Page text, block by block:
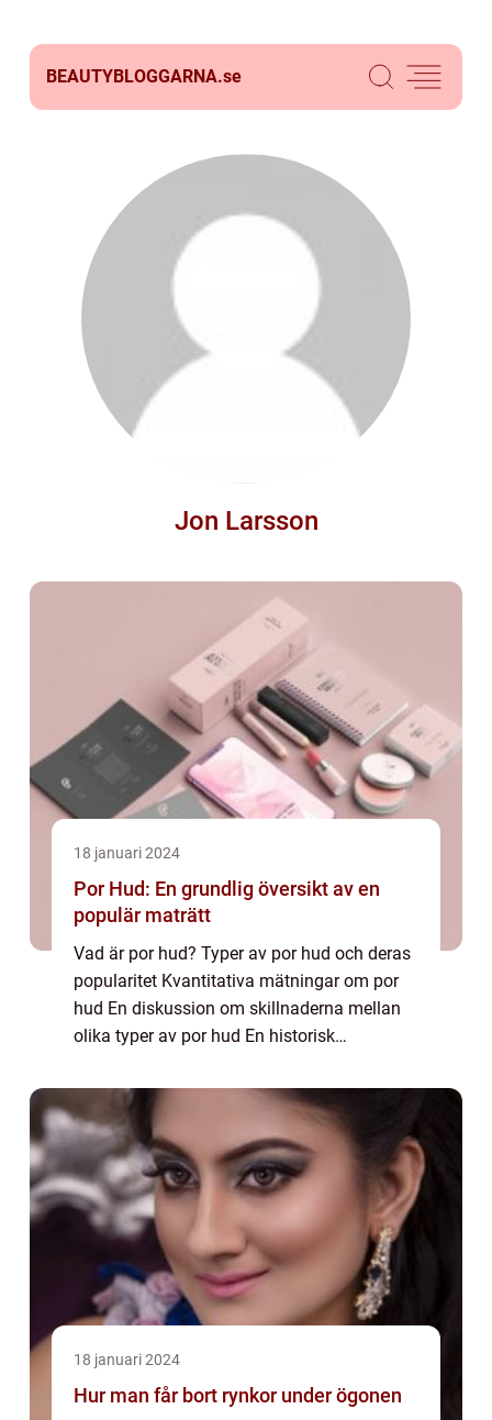
BEAUTYBLOGGARNA.se
Jon Larsson
18 januari 2024
Por Hud: En grundlig översikt av en
populär maträtt
Vad är por hud? Typer av por hud och deras
popularitet Kvantitativa mätningar om por
hud En diskussion om skillnaderna mellan
olika typer av por hud En historisk
hud Por hud, även känd som ”por
fläsksvåla...
18 januari 2024
Hur man får bort rynkor under ögonen